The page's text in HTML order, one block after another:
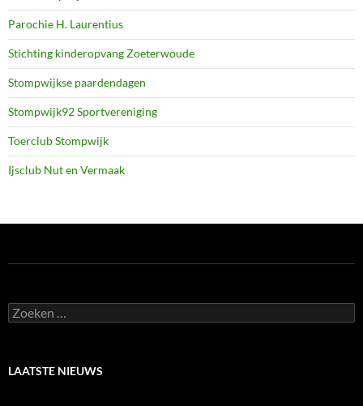
Parochie H. Laurentius
Stichting kinderopvang Zoeterwoude
Stompwijkse paardendagen
Stompwijk92 Sportvereniging
Toerclub Stompwijk
Ijsclub Nut en Vermaak
Zoeken
naar:
LAATSTE NIEUWS